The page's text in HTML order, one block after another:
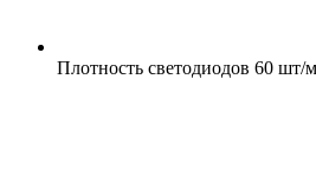
Плотность светодиодов 60 шт/м